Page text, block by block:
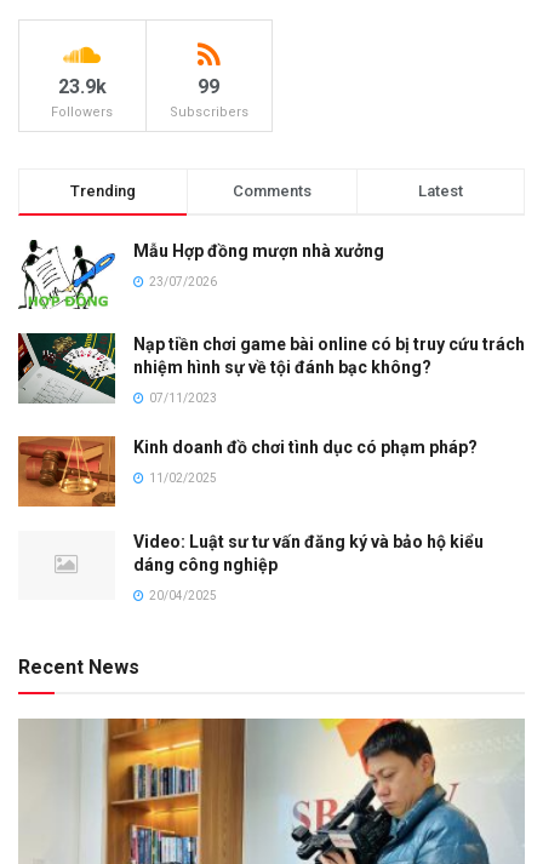
23.9k
Followers
99
Subscribers
Trending Comments Latest
Mẫu Hợp đồng mượn nhà xưởng
23/07/2026
Nạp tiền chơi game bài online có bị truy cứu trách
nhiệm hình sự về tội đánh bạc không?
07/11/2023
Kinh doanh đồ chơi tình dục có phạm pháp?
11/02/2025
Video: Luật sư tư vấn đăng ký và bảo hộ kiểu
dáng công nghiệp
20/04/2025
Recent News